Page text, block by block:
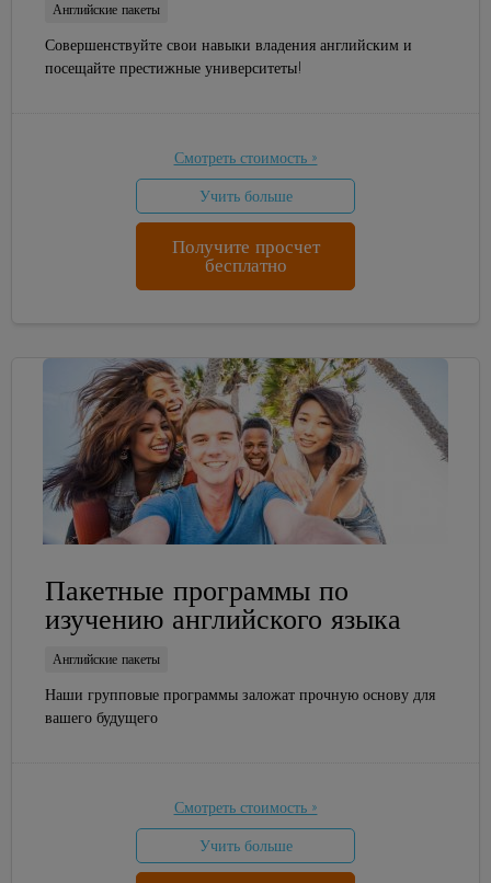
Английские пакеты
Совершенствуйте свои навыки владения английским и
посещайте престижные университеты!
Смотреть стоимость »
Учить больше
Получите просчет
бесплатно
Пакетные программы по
изучению английского языка
Английские пакеты
Наши групповые программы заложат прочную основу для
вашего будущего
Смотреть стоимость »
Учить больше